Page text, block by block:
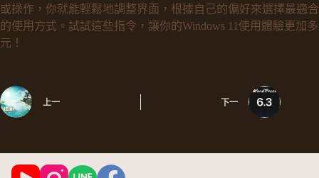
或操作，你就能輕鬆地調整界面，根據自己的偏好來選擇最適合
的使用方式。試試這些指令，讓你的Windows 11使用體驗更加多
元！
上一 下一